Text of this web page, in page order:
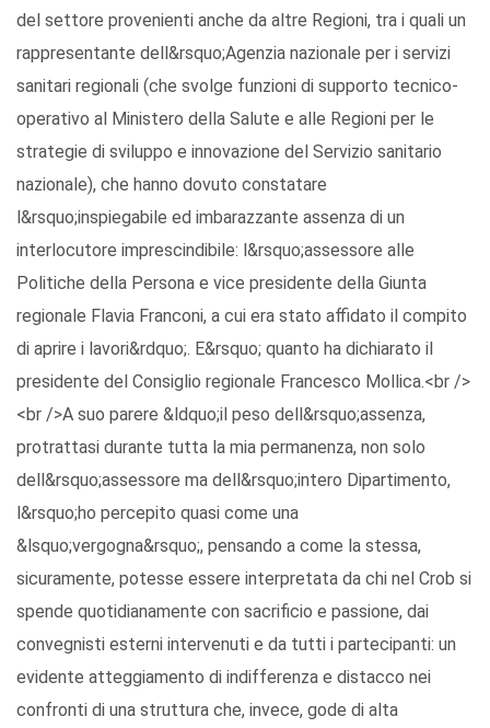
del settore provenienti anche da altre Regioni, tra i quali un
rappresentante dell&rsquo;Agenzia nazionale per i servizi
sanitari regionali (che svolge funzioni di supporto tecnico-
operativo al Ministero della Salute e alle Regioni per le
strategie di sviluppo e innovazione del Servizio sanitario
nazionale), che hanno dovuto constatare
l&rsquo;inspiegabile ed imbarazzante assenza di un
interlocutore imprescindibile: l&rsquo;assessore alle
Politiche della Persona e vice presidente della Giunta
regionale Flavia Franconi, a cui era stato affidato il compito
di aprire i lavori&rdquo;. E&rsquo; quanto ha dichiarato il
presidente del Consiglio regionale Francesco Mollica.<br />
<br />A suo parere &ldquo;il peso dell&rsquo;assenza,
protrattasi durante tutta la mia permanenza, non solo
dell&rsquo;assessore ma dell&rsquo;intero Dipartimento,
l&rsquo;ho percepito quasi come una
&lsquo;vergogna&rsquo;, pensando a come la stessa,
sicuramente, potesse essere interpretata da chi nel Crob si
spende quotidianamente con sacrificio e passione, dai
convegnisti esterni intervenuti e da tutti i partecipanti: un
evidente atteggiamento di indifferenza e distacco nei
confronti di una struttura che, invece, gode di alta